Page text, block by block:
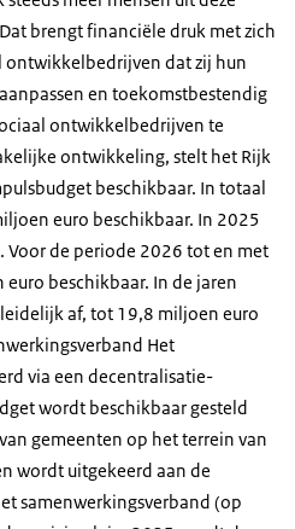
brengt financiële druk met zich
ontwikkelbedrijven dat zij hun
en toekomstbestendig
ontwikkelbedrijven te
ontwikkeling, stelt het Rijk
beschikbaar. In totaal
euro beschikbaar. In 2025
de periode 2026 tot en met
beschikbaar. In de jaren
af, tot 19,8 miljoen euro
Het
via een decentralisatie-
wordt beschikbaar gesteld
gemeenten op het terrein van
wordt uitgekeerd aan de
samenwerkingsverband (op